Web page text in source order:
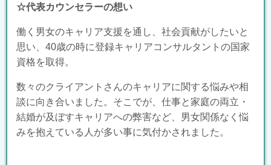
☆代表カウンセラーの想い
働く男女のキャリア支援を通し、社会貢献がしたいと
思い、 40歳の時に登録キャリアコンサルタントの国家
資格を取得。
数々のクライアントさんのキャリアに関する悩みや相
談に向き合いました。そこでが、仕事と家庭の両立・
結婚が及ぼすキャリアへの弊害など、男女関係なく悩
みを抱えている人が多い事に気付かされました。